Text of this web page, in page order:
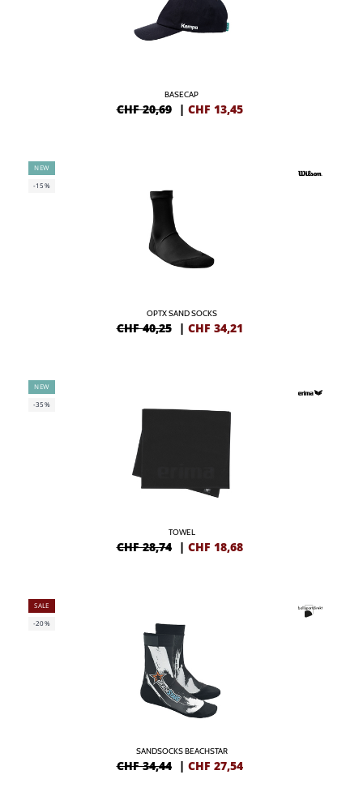
BASECAP
CHF 20,69 | CHF 13,45
NEW
-15%
OPTX SAND SOCKS
CHF 40,25 | CHF 34,21
NEW
-35%
TOWEL
CHF 28,74 | CHF 18,68
SALE
-20%
SANDSOCKS BEACHSTAR
CHF 34,44 | CHF 27,54